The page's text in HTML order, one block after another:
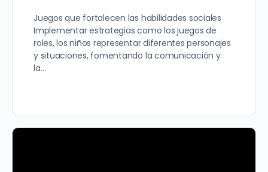
Juegos que fortalecen las habilidades sociales
Implementar estrategias como los juegos de
roles, los niños representar diferentes personajes
y situaciones, fomentando la comunicación y
la…